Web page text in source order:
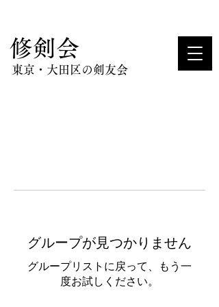
​修剣会
東京・大田区の剣友会
グループが見つかりません
グループリストに戻って、もう一
度お試しください。